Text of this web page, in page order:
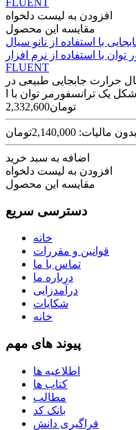
افزودن به لیست دلخواه
مقایسه این محصول
با استفاده از نانو سیال
با استفاده از نرم افزار
FLUENT
حرارت جابجایی طبیعی در
2,332,600تومان
2,140,000تومان
اضافه به سبد خرید
افزودن به لیست دلخواه
مقایسه این محصول
دسترسی سریع
خانه
قوانین و مقررات
تماس با ما
درباره ما
درآمدزایی
شکایات
خانه
پیوند های مهم
اطلاعیه ها
کتاب ها
مطالب
بانک کد
فراگیری دانش